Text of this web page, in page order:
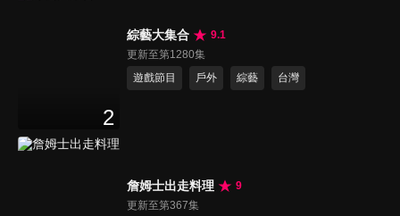
2
綜藝大集合
9.1
更新至第1280集
遊戲節目
戶外 綜藝 台灣
詹姆士出走料理
9
更新至第367集